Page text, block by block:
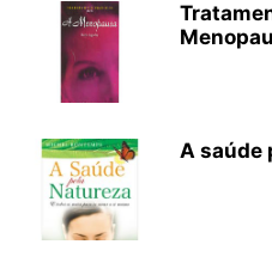
A saúde